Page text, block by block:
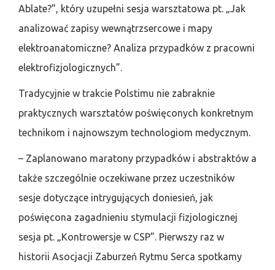
Ablate?”, który uzupełni sesja warsztatowa pt. „Jak
analizować zapisy wewnątrzsercowe i mapy
elektroanatomiczne? Analiza przypadków z pracowni
elektrofizjologicznych”.
Tradycyjnie w trakcie Polstimu nie zabraknie
praktycznych warsztatów poświęconych konkretnym
technikom i najnowszym technologiom medycznym.
– Zaplanowano maratony przypadków i abstraktów a
także szczególnie oczekiwane przez uczestników
sesje dotyczące intrygujących doniesień, jak
poświęcona zagadnieniu stymulacji fizjologicznej
sesja pt. „Kontrowersje w CSP”. Pierwszy raz w
historii Asocjacji Zaburzeń Rytmu Serca spotkamy